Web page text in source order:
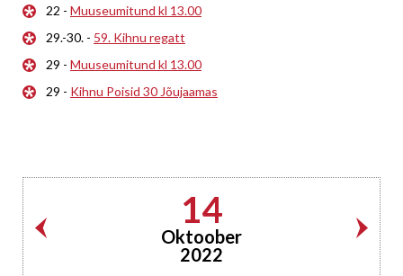
22 - Muuseumitund kl 13.00
29.-30. - 59. Kihnu regatt
29 - Muuseumitund kl 13.00
29 - Kihnu Poisid 30 Jõujaamas
14
Oktoober
2022